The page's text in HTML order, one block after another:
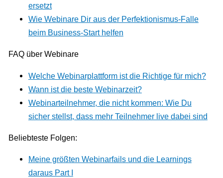
ersetzt
Wie Webinare Dir aus der Perfektionismus-Falle
beim Business-Start helfen
FAQ über Webinare
Welche Webinarplattform ist die Richtige für mich?
Wann ist die beste Webinarzeit?
Webinarteilnehmer, die nicht kommen: Wie Du
sicher stellst, dass mehr Teilnehmer live dabei sind
Beliebteste Folgen:
Meine größten Webinarfails und die Learnings
daraus Part I